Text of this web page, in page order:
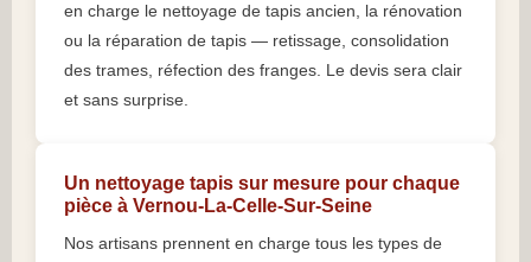
en charge le nettoyage de tapis ancien, la rénovation
ou la réparation de tapis — retissage, consolidation
des trames, réfection des franges. Le devis sera clair
et sans surprise.
Un nettoyage tapis sur mesure pour chaque
pièce à Vernou-La-Celle-Sur-Seine
Nos artisans prennent en charge tous les types de